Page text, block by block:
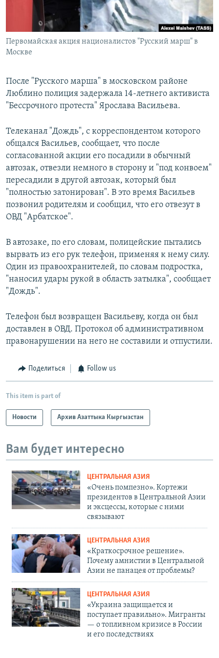
Первомайская акция националистов "Русский марш" в
Москве
После "Русского марша" в московском районе
Люблино полиция задержала 14-летнего активиста
"Бессрочного протеста" Ярослава Васильева.
Телеканал "Дождь", с корреспондентом которого
общался Васильев, сообщает, что после
согласованной акции его посадили в обычный
автозак, отвезли немного в сторону и "под конвоем"
пересадили в другой автозак, который был
"полностью затонирован". В это время Васильев
позвонил родителям и сообщил, что его отвезут в
ОВД "Арбатское".
В автозаке, по его словам, полицейские пытались
вырвать из его рук телефон, применяя к нему силу.
Один из правоохранителей, по словам подростка,
"наносил удары рукой в область затылка", сообщает
"Дождь".
Телефон был возвращен Васильеву, когда он был
доставлен в ОВД. Протокол об административном
правонарушении на него не составили и отпустили.
Поделиться Follow us
This item is part of
Новости Архив Азаттыка Кыргызстан
Вам будет интересно
ЦЕНТРАЛЬНАЯ АЗИЯ
«Очень помпезно». Кортежи
президентов в Центральной Азии
и эксцессы, которые с ними
связывают
ЦЕНТРАЛЬНАЯ АЗИЯ
«Краткосрочное решение».
Почему амнистии в Центральной
Азии не панацея от проблемы?
ЦЕНТРАЛЬНАЯ АЗИЯ
«Украина защищается и
поступает правильно». Мигранты
— о топливном кризисе в России
и его последствиях